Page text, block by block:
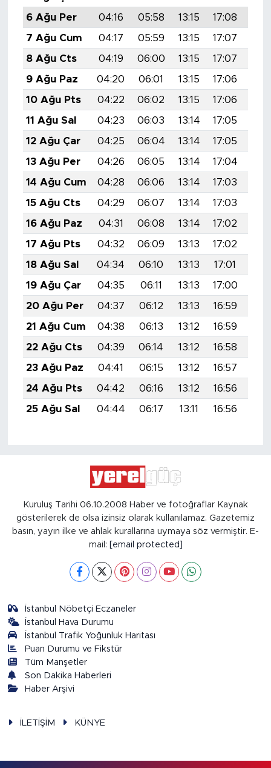
6 Ağu Per
04:16 05:58 13:15 17:08
7 Ağu Cum
04:17 05:59 13:15 17:07
8 Ağu Cts
04:19 06:00 13:15 17:07
9 Ağu Paz
04:20 06:01 13:15 17:06
10 Ağu Pts
04:22 06:02 13:15 17:06
11 Ağu Sal
04:23 06:03 13:14 17:05
12 Ağu Çar
04:25 06:04 13:14 17:05
13 Ağu Per
04:26 06:05 13:14 17:04
14 Ağu Cum
04:28 06:06 13:14 17:03
15 Ağu Cts
04:29 06:07 13:14 17:03
16 Ağu Paz
04:31 06:08 13:14 17:02
17 Ağu Pts
04:32 06:09 13:13 17:02
18 Ağu Sal
04:34 06:10 13:13 17:01
19 Ağu Çar
04:35 06:11 13:13 17:00
20 Ağu Per
04:37 06:12 13:13 16:59
21 Ağu Cum
04:38 06:13 13:12 16:59
22 Ağu Cts
04:39 06:14 13:12 16:58
23 Ağu Paz
04:41 06:15 13:12 16:57
24 Ağu Pts
04:42 06:16 13:12 16:56
25 Ağu Sal
04:44 06:17 13:11 16:56
Kuruluş Tarihi 06.10.2008 Haber ve fotoğraflar Kaynak
gösterilerek de olsa izinsiz olarak kullanılamaz. Gazetemiz
basın, yayın ilke ve ahlak kurallarına uymaya söz vermiştir. E-
mail: [email protected]
İstanbul Nöbetçi Eczaneler
İstanbul Hava Durumu
İstanbul Trafik Yoğunluk Haritası
Puan Durumu ve Fikstür
Tüm Manşetler
Son Dakika Haberleri
Haber Arşivi
İLETİŞİM KÜNYE